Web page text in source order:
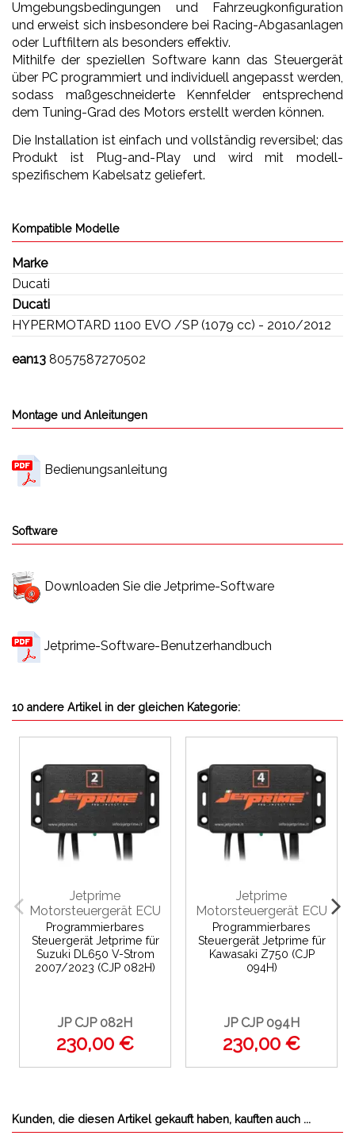
Umgebungsbedingungen und Fahrzeugkonfiguration
und erweist sich insbesondere bei Racing-Abgasanlagen
oder Luftfiltern als besonders effektiv.
Mithilfe der speziellen Software kann das Steuergerät
über PC programmiert und individuell angepasst werden,
sodass maßgeschneiderte Kennfelder entsprechend
dem Tuning-Grad des Motors erstellt werden können.
Die Installation ist einfach und vollständig reversibel; das
Produkt ist Plug-and-Play und wird mit modell-
spezifischem Kabelsatz geliefert.
Kompatible Modelle
Marke
Ducati
Ducati
HYPERMOTARD 1100 EVO /SP (1079 cc) - 2010/2012
ean13 8057587270502
Montage und Anleitungen
Bedienungsanleitung
Software
Downloaden Sie die Jetprime-Software
Jetprime-Software-Benutzerhandbuch
10 andere Artikel in der gleichen Kategorie:
Jetprime
Motorsteuergerät ECU
Programmierbares
Steuergerät Jetprime für
Suzuki DL650 V-Strom
2007/2023 (CJP 082H)
JP CJP 082H
230,00 €
Jetprime
Motorsteuergerät ECU
Programmierbares
Steuergerät Jetprime für
Kawasaki Z750 (CJP
094H)
JP CJP 094H
230,00 €
Kunden, die diesen Artikel gekauft haben, kauften auch ...